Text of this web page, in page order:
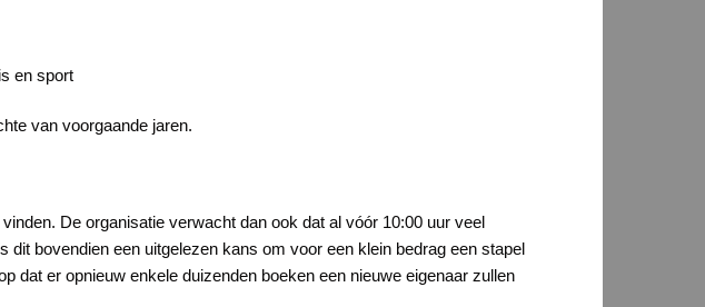
en sport
van voorgaande jaren.
De organisatie verwacht dan ook dat al vóór 10:00 uur veel
bovendien een uitgelezen kans om voor een klein bedrag een stapel
dat er opnieuw enkele duizenden boeken een nieuwe eigenaar zullen